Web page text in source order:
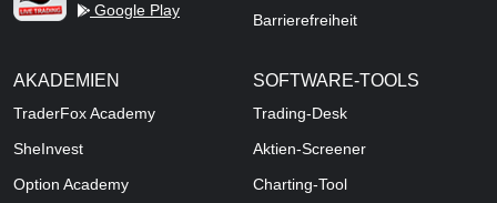
Google Play
Barrierefreiheit
AKADEMIEN
TraderFox Academy
SheInvest
Option Academy
SOFTWARE-TOOLS
Trading-Desk
Aktien-Screener
Charting-Tool